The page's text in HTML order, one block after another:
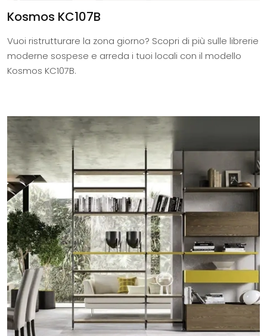
Kosmos KC107B
Vuoi ristrutturare la zona giorno? Scopri di più sulle librerie
moderne sospese e arreda i tuoi locali con il modello
Kosmos KC107B.